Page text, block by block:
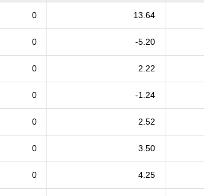
0 13.64
0 -5.20
0 2.22
0 -1.24
0 2.52
0 3.50
0 4.25